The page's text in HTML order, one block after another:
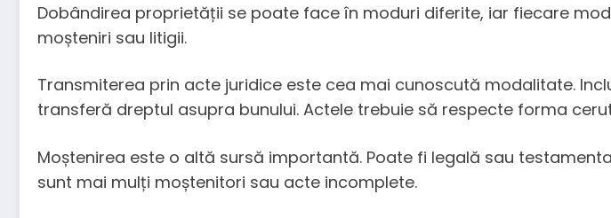
Dobândirea proprietății se poate face în moduri diferite, iar fiecare
moșteniri sau litigii.
Transmiterea prin acte juridice este cea mai cunoscută modalitate.
transferă dreptul asupra bunului. Actele trebuie să respecte forma
Moștenirea este o altă sursă importantă. Poate fi legală sau
sunt mai mulți moștenitori sau acte incomplete.